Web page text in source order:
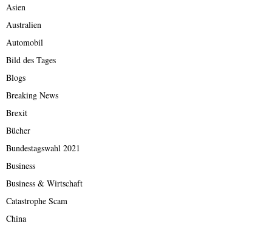
Asien
Australien
Automobil
Bild des Tages
Blogs
Breaking News
Brexit
Bücher
Bundestagswahl 2021
Business
Business & Wirtschaft
Catastrophe Scam
China